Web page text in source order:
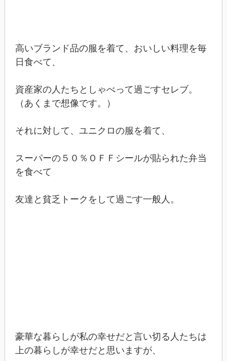
高いブランド品の服を着て、おいしい料理を毎
日食べて、
資産家の人たちとしゃべって過ごすセレブ。
（あくまで想像です。）
それに対して、ユニクロの服を着て、
スーパーの５０％ＯＦＦシールが貼られた弁当
を食べて
友達と貧乏トークをして過ごす一般人。
豪華な暮らしが私の幸せだと言い切る人たちは
上の暮らしが幸せだと思いますが、